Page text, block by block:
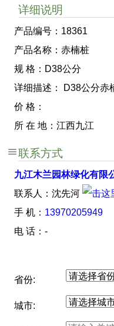
详细说明
产品编号：18361
产品名称：赤楠桩
规 格：D38公分
详细描述： D38公分赤
价 格：
所 在 地：江西九江
联系方式
九江木兰园林绿化有限
联系人：沈先河
手 机： 13970205949
电 话：-
省份:
城市: